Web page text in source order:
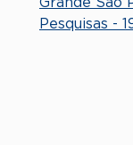
Pesquisas -